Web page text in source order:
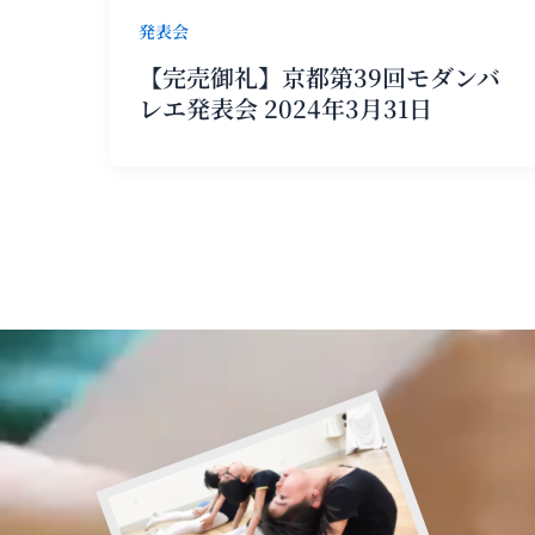
発表会
【完売御礼】京都第39回モダンバ
レエ発表会 2024年3月31日